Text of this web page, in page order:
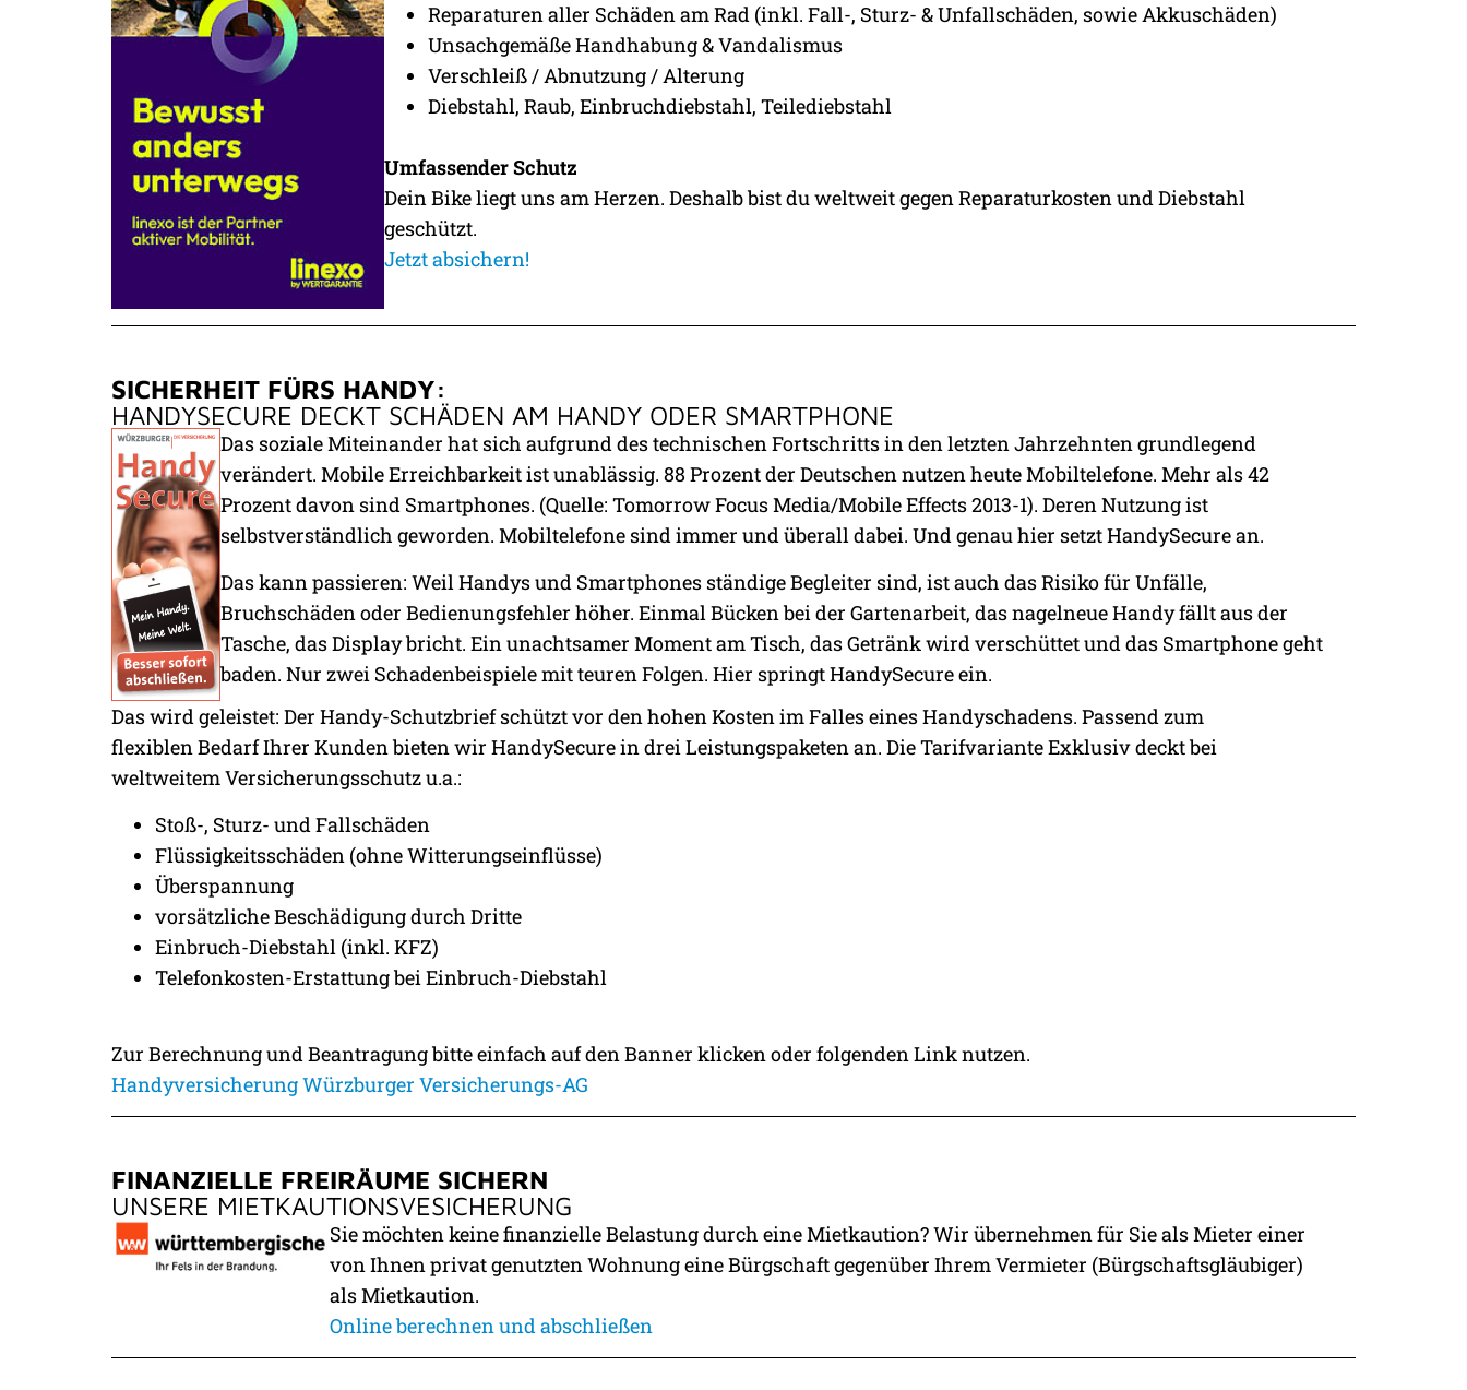
Reparaturen aller Schäden am Rad (inkl. Fall-, Sturz- & Unfallschäden, sowie Akkuschäden)
Unsachgemäße Handhabung & Vandalismus
Verschleiß / Abnutzung / Alterung
Diebstahl, Raub, Einbruchdiebstahl, Teilediebstahl
Umfassender Schutz
Dein Bike liegt uns am Herzen. Deshalb bist du weltweit gegen Reparaturkosten und Diebstahl
geschützt.
Jetzt absichern!
SICHERHEIT FÜRS HANDY:
HANDYSECURE DECKT SCHÄDEN AM HANDY ODER SMARTPHONE
Das soziale Miteinander hat sich aufgrund des technischen Fortschritts in den letzten Jahrzehnten grundlegend
verändert. Mobile Erreichbarkeit ist unablässig. 88 Prozent der Deutschen nutzen heute Mobiltelefone. Mehr als 42
Prozent davon sind Smartphones. (Quelle: Tomorrow Focus Media/Mobile Effects 2013-1). Deren Nutzung ist
selbstverständlich geworden. Mobiltelefone sind immer und überall dabei. Und genau hier setzt HandySecure an.
Das kann passieren: Weil Handys und Smartphones ständige Begleiter sind, ist auch das Risiko für Unfälle,
Bruchschäden oder Bedienungsfehler höher. Einmal Bücken bei der Gartenarbeit, das nagelneue Handy fällt aus der
Tasche, das Display bricht. Ein unachtsamer Moment am Tisch, das Getränk wird verschüttet und das Smartphone geht
baden. Nur zwei Schadenbeispiele mit teuren Folgen. Hier springt HandySecure ein.
Das wird geleistet: Der Handy-Schutzbrief schützt vor den hohen Kosten im Falles eines Handyschadens. Passend zum
flexiblen Bedarf Ihrer Kunden bieten wir HandySecure in drei Leistungspaketen an. Die Tarifvariante Exklusiv deckt bei
weltweitem Versicherungsschutz u.a.:
Stoß-, Sturz- und Fallschäden
Flüssigkeitsschäden (ohne Witterungseinflüsse)
Überspannung
vorsätzliche Beschädigung durch Dritte
Einbruch-Diebstahl (inkl. KFZ)
Telefonkosten-Erstattung bei Einbruch-Diebstahl
Zur Berechnung und Beantragung bitte einfach auf den Banner klicken oder folgenden Link nutzen.
Handyversicherung Würzburger Versicherungs-AG
FINANZIELLE FREIRÄUME SICHERN
UNSERE MIETKAUTIONS­VESICHERUNG
Sie möchten keine finanzielle Belastung durch eine Mietkaution? Wir übernehmen für Sie als Mieter einer
von Ihnen privat genutzten Wohnung eine Bürgschaft gegenüber Ihrem Vermieter (Bürgschaftsgläubiger)
als Mietkaution.
Online berechnen und abschließen